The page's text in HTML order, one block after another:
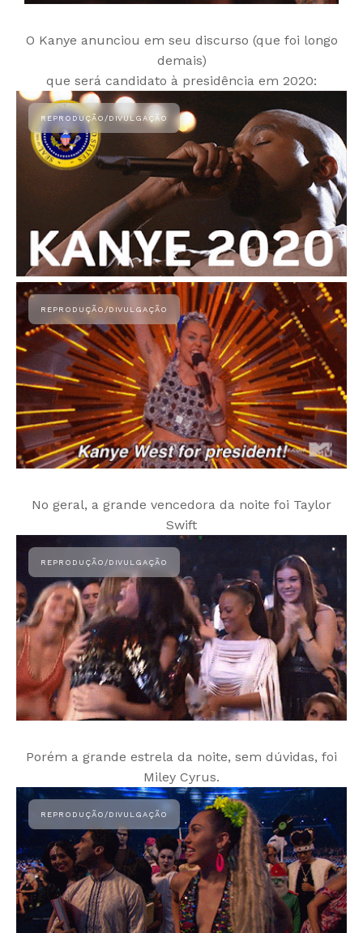
O Kanye anunciou em seu discurso (que foi longo
demais)
que será candidato à presidência em 2020:
No geral, a grande vencedora da noite foi Taylor
Swift
Porém a grande estrela da noite, sem dúvidas, foi
Miley Cyrus.